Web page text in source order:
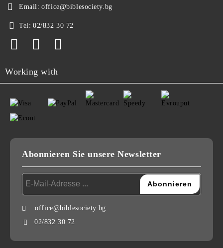
Email: office@biblesociety.bg
Tel: 02/832 30 72
Working with
Abonnieren Sie unsere Newsletter
office@biblesociety.bg
02/832 30 72